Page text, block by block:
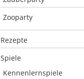
Zooparty
Rezepte
Spiele
Kennenlernspiele